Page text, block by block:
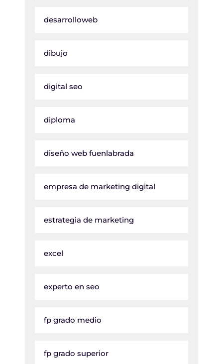
desarrolloweb
dibujo
digital seo
diploma
diseño web fuenlabrada
empresa de marketing digital
estrategia de marketing
excel
experto en seo
fp grado medio
fp grado superior